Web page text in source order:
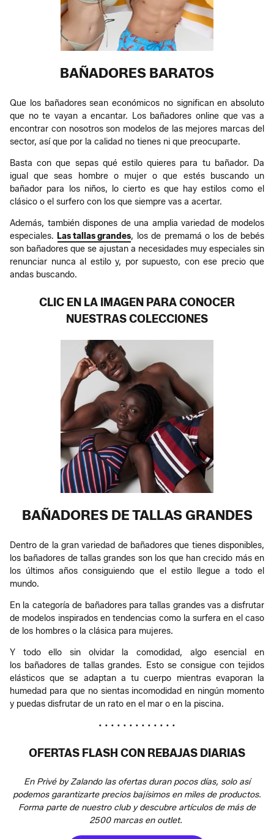
BAÑADORES BARATOS
Que los bañadores sean económicos no significan en absoluto
que no te vayan a encantar. Los bañadores online que vas a
encontrar con nosotros son modelos de las mejores marcas del
sector, así que por la calidad no tienes ni que preocuparte.
Basta con que sepas qué estilo quieres para tu bañador. Da
igual que seas hombre o mujer o que estés buscando un
bañador para los niños, lo cierto es que hay estilos como el
clásico o el surfero con los que siempre vas a acertar.
Además, también dispones de una amplia variedad de modelos
especiales. Las tallas grandes, los de premamá o los de bebés
son bañadores que se ajustan a necesidades muy especiales sin
renunciar nunca al estilo y, por supuesto, con ese precio que
andas buscando.
CLIC EN LA IMAGEN PARA CONOCER
NUESTRAS COLECCIONES
BAÑADORES DE TALLAS GRANDES
Dentro de la gran variedad de bañadores que tienes disponibles,
los bañadores de tallas grandes son los que han crecido más en
los últimos años consiguiendo que el estilo llegue a todo el
mundo.
En la categoría de bañadores para tallas grandes vas a disfrutar
de modelos inspirados en tendencias como la surfera en el caso
de los hombres o la clásica para mujeres.
Y todo ello sin olvidar la comodidad, algo esencial en
los bañadores de tallas grandes. Esto se consigue con tejidos
elásticos que se adaptan a tu cuerpo mientras evaporan la
humedad para que no sientas incomodidad en ningún momento
y puedas disfrutar de un rato en el mar o en la piscina.
• • • • • • • • • • • • •
OFERTAS FLASH CON REBAJAS DIARIAS
En Privé by Zalando las ofertas duran pocos días, solo así
podemos garantizarte precios bajísimos en miles de productos.
Forma parte de nuestro club y descubre artículos de más de
2500 marcas en outlet.